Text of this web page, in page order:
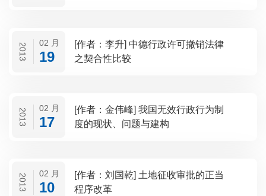
2013 02 月
19
[作者：李升] 中德行政许可撤销法律
之契合性比较
2013 02 月
17
[作者：金伟峰] 我国无效行政行为制
度的现状、问题与建构
2013 02 月
10
[作者：刘国乾] 土地征收审批的正当
程序改革